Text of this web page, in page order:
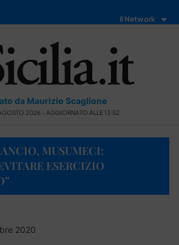
Il Network
da Maurizio Scaglione
2026 - AGGIORNATO ALLE 13:52
MUSUMECI:
ESERCIZIO
2020